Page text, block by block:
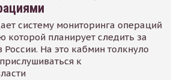
систему мониторинга операций
планирует следить за
России. На это кабмин толкнуло
к